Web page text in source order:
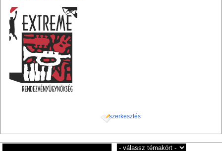
szerkesztés